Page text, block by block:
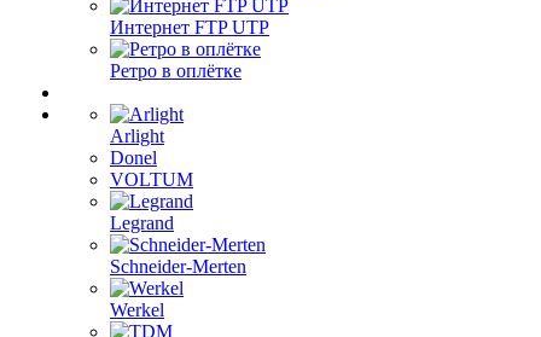
Интернет FTP UTP
Ретро в оплётке
Arlight
Donel
VOLTUM
Legrand
Schneider-Merten
Werkel